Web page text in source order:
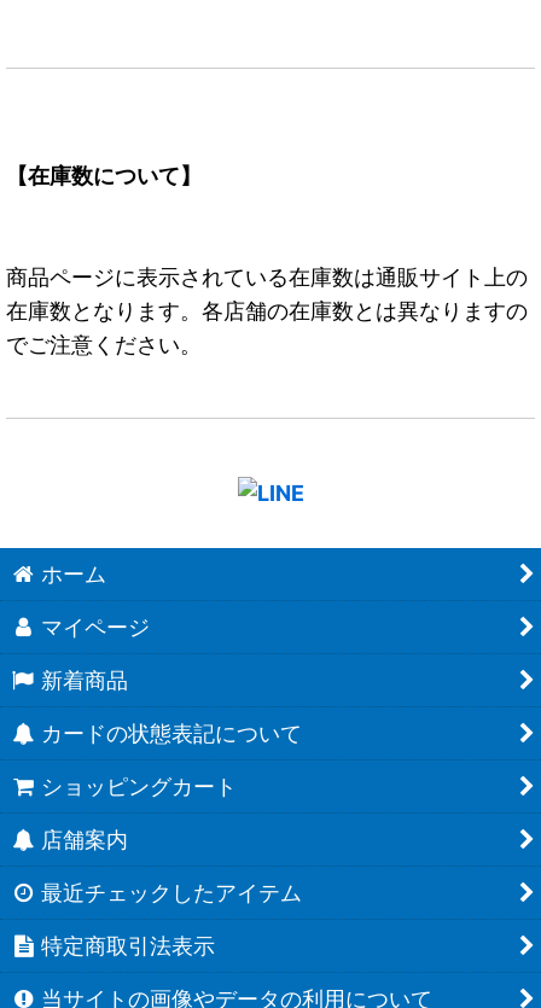
【在庫数について】
商品ページに表示されている在庫数は通販サイト上の
在庫数となります。各店舗の在庫数とは異なりますの
でご注意ください。
ホーム
マイページ
新着商品
カードの状態表記について
ショッピングカート
店舗案内
最近チェックしたアイテム
特定商取引法表示
当サイトの画像やデータの利用について